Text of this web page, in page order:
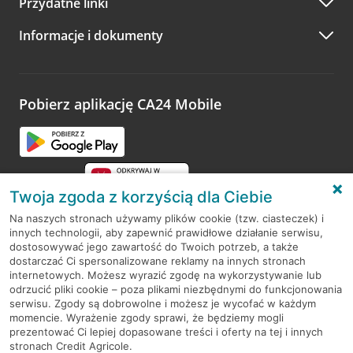
A po wizycie…
Zachęcamy do podzielenia się z nami opinią o wizycie.
opinie.
Informacje i dokumenty
Pobierz aplikację CA24 Mobile
RODO
Regulamin serwisu
Mapa serwisu
PolitykaCookies
Twoja zgoda z korzyścią dla Ciebie
Na naszych stronach używamy plików cookie (tzw. ciasteczek) i
innych technologii, aby zapewnić prawidłowe działanie serwisu,
dostosowywać jego zawartość do Twoich potrzeb, a także
dostarczać Ci spersonalizowane reklamy na innych stronach
internetowych. Możesz wyrazić zgodę na wykorzystywanie lub
odrzucić pliki cookie – poza plikami niezbędnymi do funkcjonowania
serwisu. Zgody są dobrowolne i możesz je wycofać w każdym
momencie. Wyrażenie zgody sprawi, że będziemy mogli
prezentować Ci lepiej dopasowane treści i oferty na tej i innych
stronach Credit Agricole.